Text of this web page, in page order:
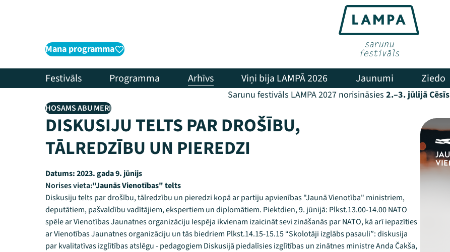
Mana programma
Festivāls Programma Arhīvs Viņi bija LAMPĀ 2026 Jaunumi Ziedo
Sarunu festivāls LAMPA 2027 norisināsies 2.–3. jūlijā Cēsīs
HOSAMS ABU MERI
DISKUSIJU TELTS PAR DROŠĪBU,
TĀLREDZĪBU UN PIEREDZI
Datums:2023. gada 9. jūnijs
Norises vieta:"Jaunās Vienotības" telts
Diskusiju telts par drošību, tālredzību un pieredzi kopā ar partiju apvienības "Jaunā Vienotība" ministriem,
deputātiem, pašvaldību vadītājiem, ekspertiem un diplomātiem. Piektdien, 9. jūnijā: Plkst.13.00-14.00 NATO
spēle ar Vienotības Jaunatnes organizāciju Iespēja ikvienam izaicināt sevi zināšanās par NATO, kā arī iepazīties
ar Vienotības Jaunatnes organizāciju un tās biedriem Plkst.14.15-15.15 “Skolotāji izglābs pasauli”: diskusija
par kvalitatīvas izglītības atslēgu - pedagogiem Diskusijā piedalīsies izglītības un zinātnes ministre Anda Čakša,